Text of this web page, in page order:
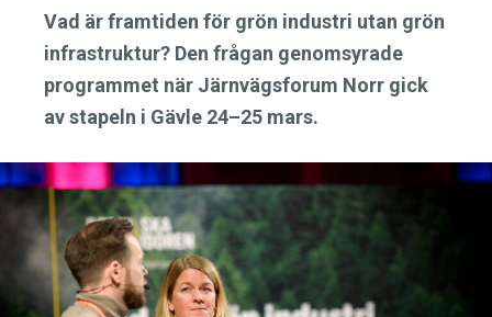
Vad är framtiden för grön industri utan grön
infrastruktur? Den frågan genomsyrade
programmet när Järnvägsforum Norr gick
av stapeln i Gävle 24–25 mars.